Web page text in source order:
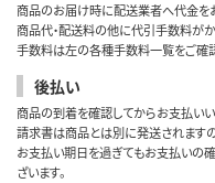
商品のお届け時に配送業者へ代金を
商品代・配送料の他に代引手数料がか
手数料は左の各種手数料一覧をご確認
後払い
商品の到着を確認してからお支払いい
請求書は商品とは別に発送されます
お支払い期日を過ぎてもお支払いの
ざいます。